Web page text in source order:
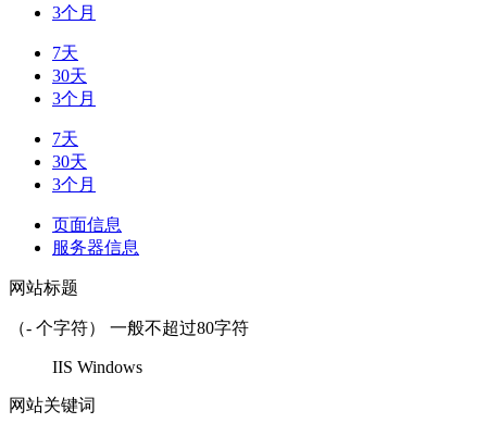
3个月
7天
30天
3个月
7天
30天
3个月
页面信息
服务器信息
网站标题
（- 个字符） 一般不超过80字符
IIS Windows
网站关键词